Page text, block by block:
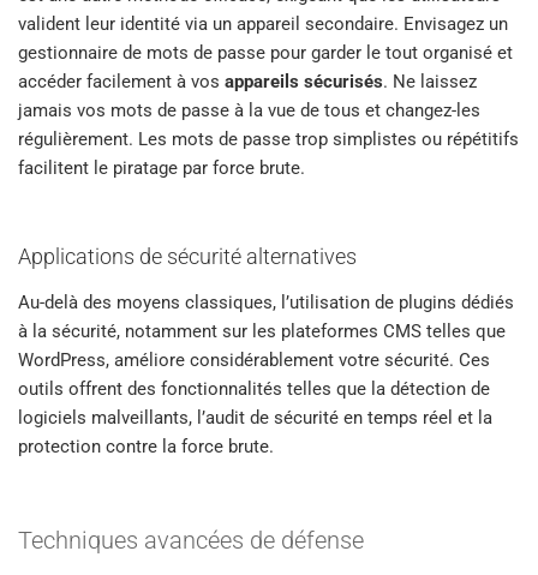
valident leur identité via un appareil secondaire. Envisagez un
gestionnaire de mots de passe pour garder le tout organisé et
accéder facilement à vos appareils sécurisés. Ne laissez
jamais vos mots de passe à la vue de tous et changez-les
régulièrement. Les mots de passe trop simplistes ou répétitifs
facilitent le piratage par force brute.
Applications de sécurité alternatives
Au-delà des moyens classiques, l’utilisation de plugins dédiés
à la sécurité, notamment sur les plateformes CMS telles que
WordPress, améliore considérablement votre sécurité. Ces
outils offrent des fonctionnalités telles que la détection de
logiciels malveillants, l’audit de sécurité en temps réel et la
protection contre la force brute.
Techniques avancées de défense